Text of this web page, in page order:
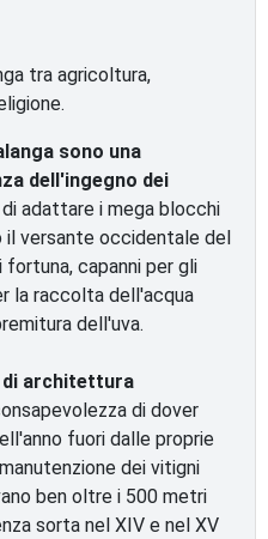
tra agricoltura,
sono una
dell'ingegno dei
adattare i mega blocchi
versante occidentale del
capanni per gli
la raccolta dell'acqua
dell'uva.
di architettura
di dover
fuori dalle proprie
dei vitigni
ben oltre i 500 metri
sorta nel XIV e nel XV